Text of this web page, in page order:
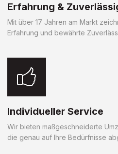
Erfahrung &
Mit über 17 Jahren am Markt
Erfahrung und bewährte
Individueller Service
Wir bieten maßgeschneiderte
die genau auf Ihre Bedürfnisse